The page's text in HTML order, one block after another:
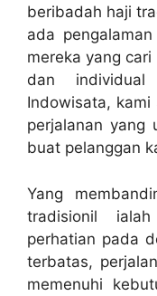
beribadah haji
ada
mereka yang
dan
Indowisata, kami
perjalanan yang
buat pelanggan
Yang
tradisionil
perhatian pada
terbatas,
memenuhi